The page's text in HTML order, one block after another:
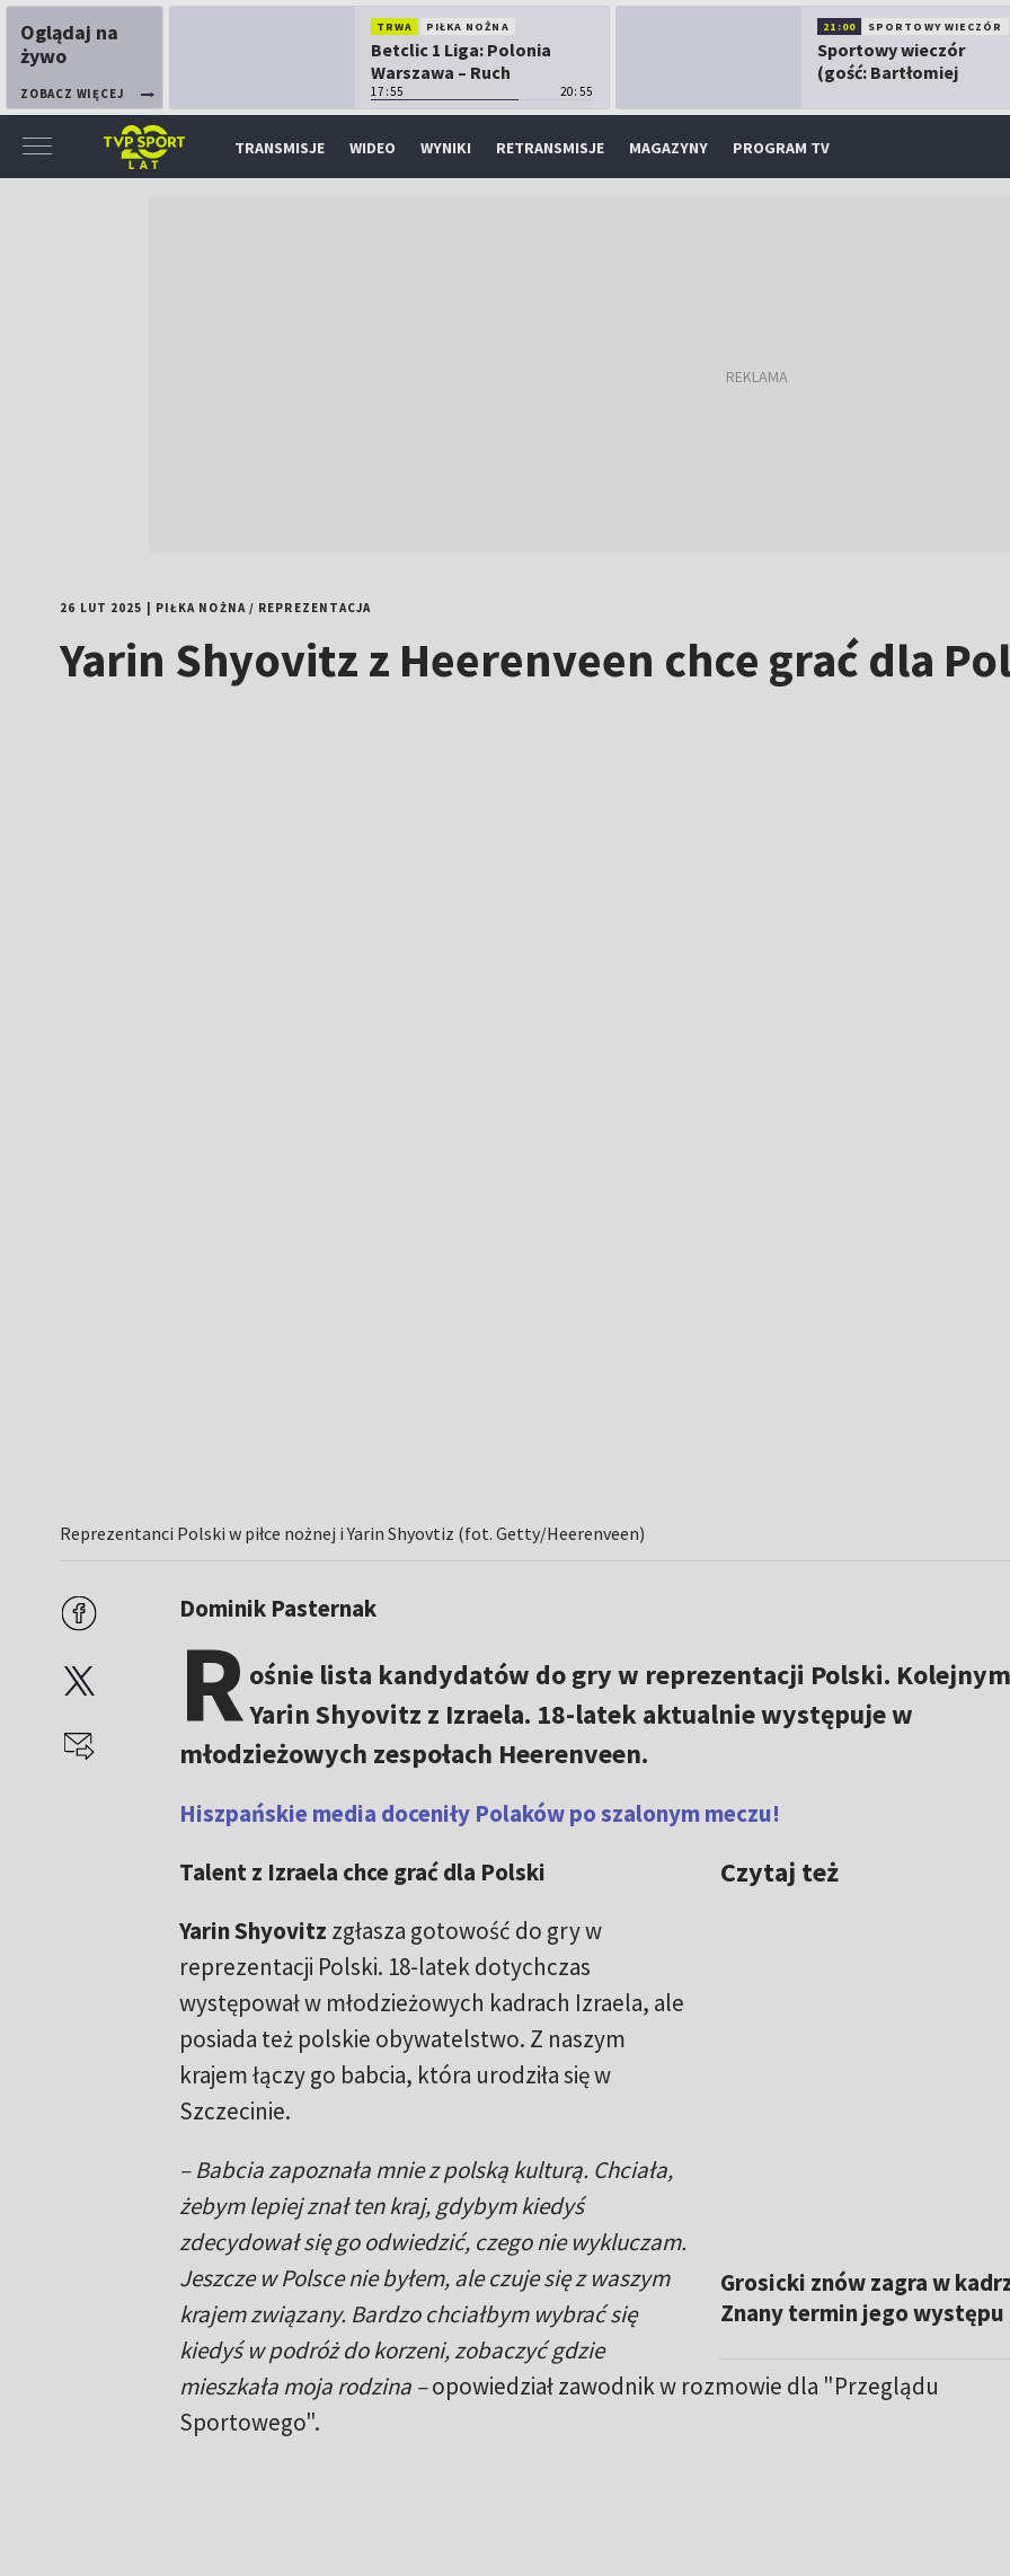
Oglądaj na
żywo
ZOBACZ WIĘCEJ
TRWA PIŁKA NOŻNA
Betclic 1 Liga: Polonia
Warszawa – Ruch
Chorzów
17:55 20:55
21:00 SPORTOWY WIECZÓR
Sportowy wieczór
(gość: Bartłomiej
TRANSMISJE WIDEO WYNIKI RETRANSMISJE MAGAZYNY PROGRAM TV
26 LUT 2025 PIŁKA NOŻNA/ REPREZENTACJA
Yarin Shyovitz z Heerenveen chce grać dla
Reprezentanci Polski w piłce nożnej i Yarin Shyovtiz (fot. Getty/Heerenveen)
Dominik Pasternak
Rośnie lista kandydatów do gry w reprezentacji Polski.
Yarin Shyovitz z Izraela. 18-latek aktualnie występuje w
młodzieżowych zespołach Heerenveen.
Hiszpańskie media doceniły Polaków po szalonym meczu!
Czytaj też
Grosicki znów zagra w
Znany termin jego występu
Talent z Izraela chce grać dla Polski
Yarin Shyovitz zgłasza gotowość do gry w
reprezentacji Polski. 18-latek dotychczas
występował w młodzieżowych kadrach Izraela, ale
posiada też polskie obywatelstwo. Z naszym
krajem łączy go babcia, która urodziła się w
Szczecinie.
– Babcia zapoznała mnie z polską kulturą. Chciała,
żebym lepiej znał ten kraj, gdybym kiedyś
zdecydował się go odwiedzić, czego nie wykluczam.
Jeszcze w Polsce nie byłem, ale czuje się z waszym
krajem związany. Bardzo chciałbym wybrać się
kiedyś w podróż do korzeni, zobaczyć gdzie
mieszkała moja rodzina –opowiedział zawodnik w rozmowie dla "Przeglądu
Sportowego".